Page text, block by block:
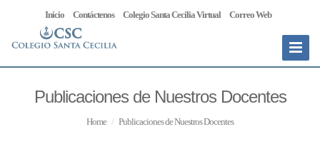
Inicio Contáctenos Colegio Santa Cecilia Virtual Correo Web
Toggle
Publicaciones de Nuestros Docentes
Home Publicaciones de Nuestros Docentes